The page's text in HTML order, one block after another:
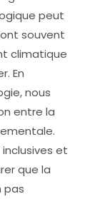
peut
souvent
climatique
En
nous
entre la
.
et
que la
pas